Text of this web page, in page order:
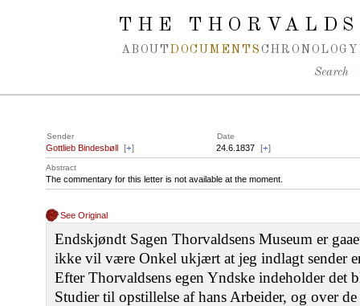
Spring navigation over
THE
ABOUT DOCUMENTS CHRONOLOGY
Search
Sender Date
Gottlieb Bindesbøll [+] 24.6.1837 [+]
Abstract
The commentary for this letter is not available at the moment.
See Original
Endskjøndt Sagen Thorvaldsens Museum er
ikke vil være Onkel ukjært at jeg indlagt sender
Efter Thorvaldsens egen Yndske indeholder det
Studier til opstillelse af hans Arbeider, og over